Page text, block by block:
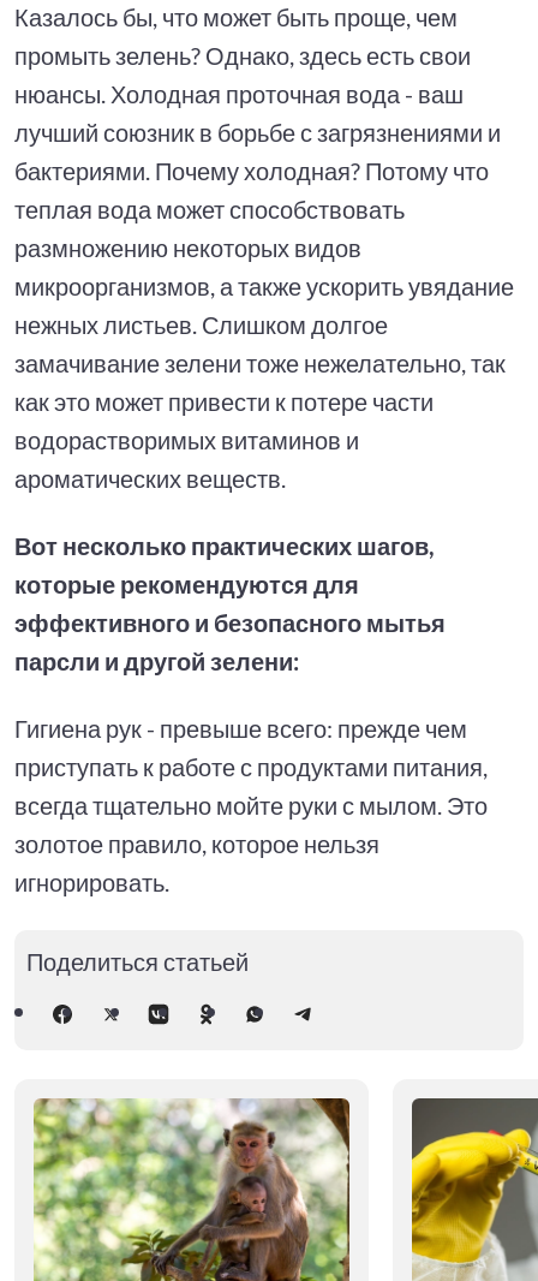
Казалось бы, что может быть проще, чем
промыть зелень? Однако, здесь есть свои
нюансы. Холодная проточная вода - ваш
лучший союзник в борьбе с загрязнениями и
бактериями. Почему холодная? Потому что
теплая вода может способствовать
размножению некоторых видов
микроорганизмов, а также ускорить увядание
нежных листьев. Слишком долгое
замачивание зелени тоже нежелательно, так
как это может привести к потере части
водорастворимых витаминов и
ароматических веществ.
Вот несколько практических шагов,
которые рекомендуются для
эффективного и безопасного мытья
парсли и другой зелени:
Гигиена рук - превыше всего: прежде чем
приступать к работе с продуктами питания,
всегда тщательно мойте руки с мылом. Это
золотое правило, которое нельзя
игнорировать.
Поделиться статьей